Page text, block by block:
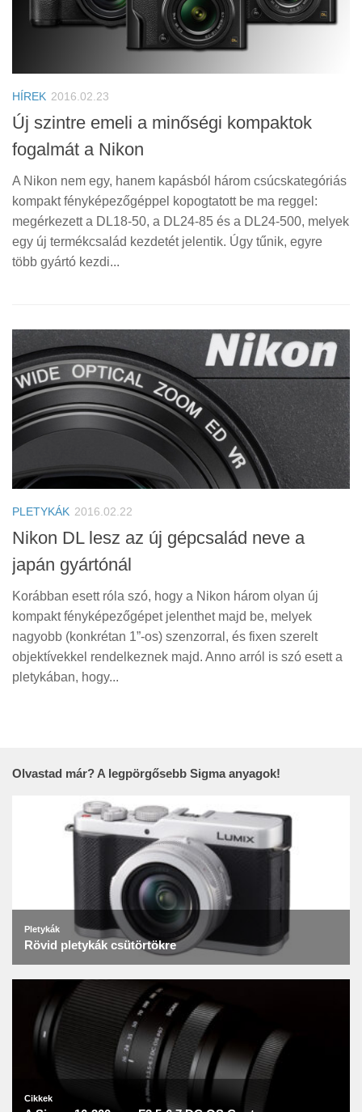
HÍREK 2016.02.23
Új szintre emeli a minőségi kompaktok
fogalmát a Nikon
A Nikon nem egy, hanem kapásból három csúcskategóriás
kompakt fényképezőgéppel kopogtatott be ma reggel:
megérkezett a DL18-50, a DL24-85 és a DL24-500, melyek
egy új termékcsalád kezdetét jelentik. Úgy tűnik, egyre
több gyártó kezdi...
PLETYKÁK 2016.02.22
Nikon DL lesz az új gépcsalád neve a
japán gyártónál
Korábban esett róla szó, hogy a Nikon három olyan új
kompakt fényképezőgépet jelenthet majd be, melyek
nagyobb (konkrétan 1”-os) szenzorral, és fixen szerelt
objektívekkel rendelkeznek majd. Anno arról is szó esett a
pletykában, hogy...
Olvastad már? A legpörgősebb Sigma anyagok!